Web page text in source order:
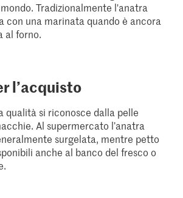
Tradizionalmente l'anatra
con una marinata quando è ancora
al forno.
l’acquisto
qualità si riconosce dalla pelle
Al supermercato l’anatra
surgelata, mentre petto
anche al banco del fresco o